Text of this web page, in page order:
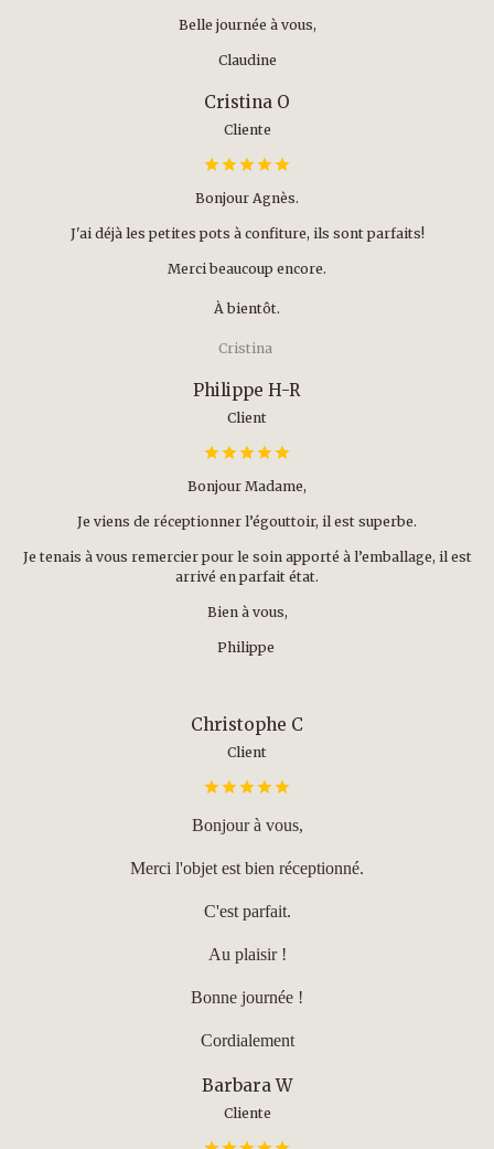
Belle journée à vous,
Claudine
Cristina O
Cliente
Bonjour Agnès.
J'ai déjà les petites pots à confiture, ils sont parfaits!
Merci beaucoup encore.
À bientôt.
Cristina
Philippe H-R
Client
Bonjour Madame,
Je viens de réceptionner l’égouttoir, il est superbe.
Je tenais à vous remercier pour le soin apporté à l’emballage, il est
arrivé en parfait état.
Bien à vous,
Philippe
Christophe C
Client
Bonjour à vous,
Merci l'objet est bien réceptionné.
C'est parfait.
Au plaisir !
Bonne journée !
Cordialement
Barbara W
Cliente